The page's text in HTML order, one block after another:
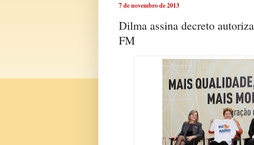
7 de novembro de 2013
Dilma assina decreto
FM